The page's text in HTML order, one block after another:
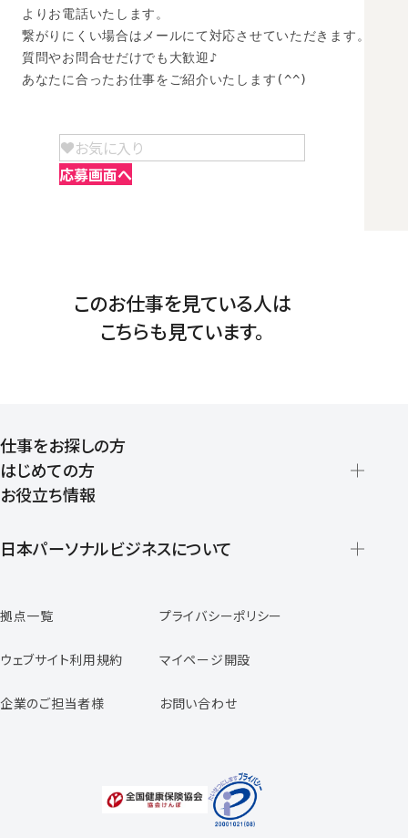
よりお電話いたします。
繋がりにくい場合はメールにて対応させていただきます。
質問やお問合せだけでも大歓迎♪
あなたに合ったお仕事をご紹介いたします(^^)
お気に入り
応募画面へ
このお仕事を見ている人は
こちらも見ています。
仕事をお探しの方
はじめての方
登録から就業開始までの流れ
お役立ち情報
日本パーソナルビジネスについて
スタッフの声
専任コンサルタントの声
福利厚生のご案内
拠点一覧 プライバシーポリシー
ウェブサイト利用規約 マイページ開設
企業のご担当者様 お問い合わせ